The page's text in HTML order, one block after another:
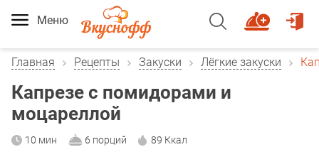
Меню
Главная Рецепты Закуски Лёгкие закуски
Капрезе с помидорами и
моцареллой
10 мин 6 порций 89 Ккал